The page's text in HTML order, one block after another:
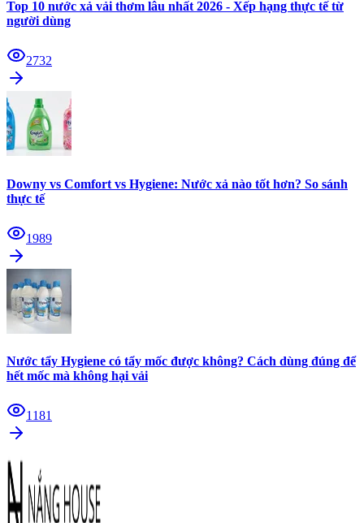
Top 10 nước xả vải thơm lâu nhất 2026 - Xếp hạng thực tế từ
người dùng
2732
Downy vs Comfort vs Hygiene: Nước xả nào tốt hơn? So sánh
thực tế
1989
Nước tẩy Hygiene có tẩy mốc được không? Cách dùng đúng để
hết mốc mà không hại vải
1181